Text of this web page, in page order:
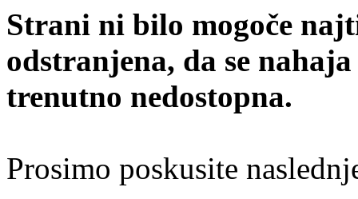
Strani ni bilo mogoče
odstranjena, da se
trenutno nedostopna.
Prosimo poskusite